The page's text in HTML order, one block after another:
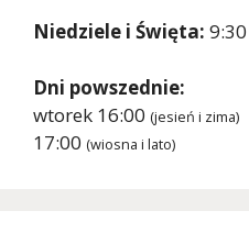
Niedziele i Święta: 9:30
Dni powszednie:
wtorek 16:00 (jesień i zima)
17:00 (wiosna i lato)